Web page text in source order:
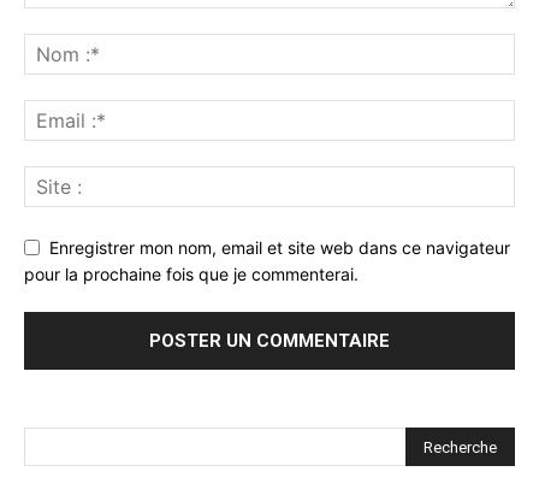
Enregistrer mon nom, email et site web dans ce navigateur
pour la prochaine fois que je commenterai.